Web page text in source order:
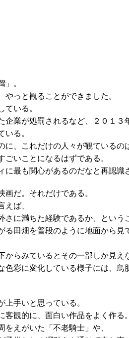
。
っと観ることができました。
いる。
業が処罰されるなど、２０１３
る。
、これだけの人々が観ているの
いことになるはずである。
最も関心があるのだなと再認識
だ。それだけである。
ば、
に満ちた経験であるか、という
田畑を普段のように地面から見
からみているとその一部しか見え
色彩に変化している様子には、鳥
手いと思っている。
観的に、面白い作品をよく作る。
えがいた「不老騎士」や、